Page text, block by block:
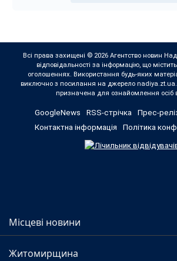
Всі права захищені © 2026 Агентство новин
відповідальності за інформацію, що
оголошеннях. Використання будь-яких
виключно з посилання на джерело nadiya.zt.ua.
призначена для ознайомлення осіб
GoogleNews RSS-стрічка Прес-
Контактна інформація
Політика
Місцеві новини
Житомирщина